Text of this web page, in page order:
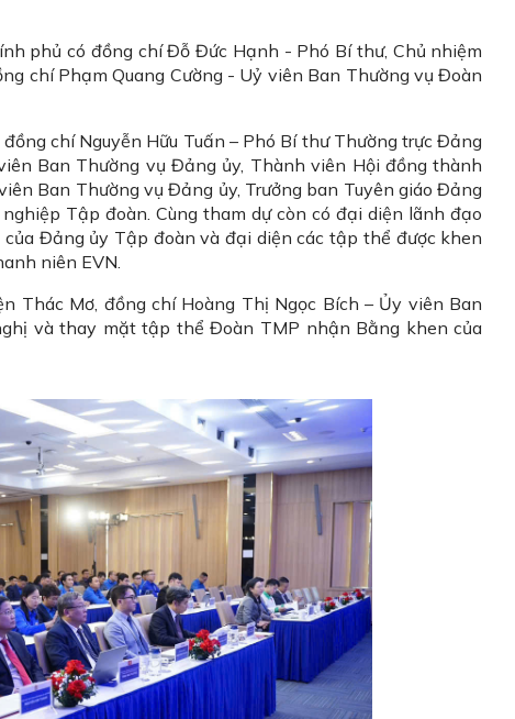
phủ có đồng chí Đỗ Đức Hạnh - Phó Bí thư, Chủ nhiệm
chí Phạm Quang Cường - Uỷ viên Ban Thường vụ Đoàn
chí Nguyễn Hữu Tuấn – Phó Bí thư Thường trực Đảng
Ban Thường vụ Đảng ủy, Thành viên Hội đồng thành
Ban Thường vụ Đảng ủy, Trưởng ban Tuyên giáo Đảng
Tập đoàn. Cùng tham dự còn có đại diện lãnh đạo
Đảng ủy Tập đoàn và đại diện các tập thể được khen
niên EVN.
Thác Mơ, đồng chí Hoàng Thị Ngọc Bích – Ủy viên Ban
và thay mặt tập thể Đoàn TMP nhận Bằng khen của